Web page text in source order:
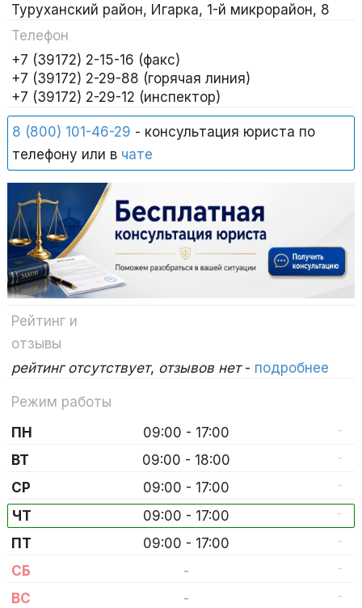
Туруханский район, Игарка, 1-й микрорайон, 8
Телефон
+7 (39172) 2-15-16 (факс)
+7 (39172) 2-29-88 (горячая линия)
+7 (39172) 2-29-12 (инспектор)
8 (800) 101-46-29 - консультация юриста по
телефону или в чате
Рейтинг и
отзывы
рейтинг отсутствует, отзывов нет- подробнее
Режим работы
ПН
09:00 - 17:00 -
ВТ 09:00 - 18:00 -
СР 09:00 - 17:00 -
ЧТ 09:00 - 17:00 -
ПТ 09:00 - 17:00 -
СБ - -
ВС - -